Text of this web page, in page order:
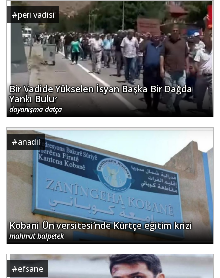
#peri vadisi
Bir Vadide Yükselen İsyan Başka Bir Dağda
Yankı Bulur
dayanışma datça
#anadil
Kobani Üniversitesi’nde Kürtçe eğitim krizi
mahmut balpetek
#efsane